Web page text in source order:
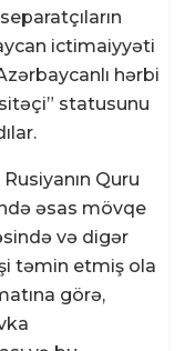
ictimaiyyəti
hərbi
statusunu
Quru
əsas mövqe
və digər
təmin etmiş ola
görə,